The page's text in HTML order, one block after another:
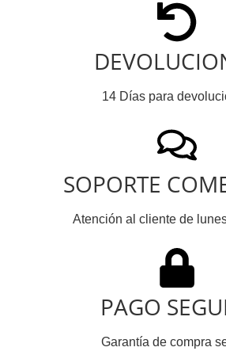
14 Días para
SOPORTE
Atención al cliente de
PAGO
Garantía de compra